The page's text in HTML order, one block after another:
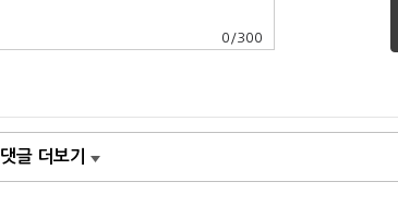
0 /300
댓글 더보기